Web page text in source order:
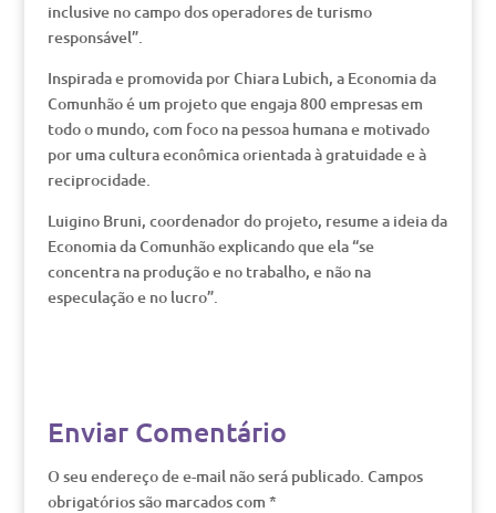
inclusive no campo dos operadores de turismo
responsável”.
Inspirada e promovida por Chiara Lubich, a Economia da
Comunhão é um projeto que engaja 800 empresas em
todo o mundo, com foco na pessoa humana e motivado
por uma cultura econômica orientada à gratuidade e à
reciprocidade.
Luigino Bruni, coordenador do projeto, resume a ideia da
Economia da Comunhão explicando que ela “se
concentra na produção e no trabalho, e não na
especulação e no lucro”.
Enviar Comentário
O seu endereço de e-mail não será publicado. Campos
obrigatórios são marcados com *